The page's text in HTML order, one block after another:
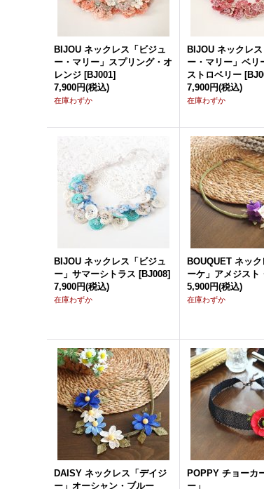
BIJOU ネックレス「ビジュ
ー・マリー」スプリング・オ
レンジ [BJ001]
7,900円(税込)
在庫わずか
BIJOU ネックレ
ー・マリー」ベリ
ストロベリー [
7,900円(税込)
在庫わずか
BIJOU ネックレス「ビジュ
ー」サマーシトラス [BJ008]
7,900円(税込)
在庫わずか
BOUQUET ネッ
ーケ」アメジスト
5,900円(税込)
在庫わずか
DAISY ネックレス「デイジ
ー」オーシャン・ブルー
POPPY チョーカ
ー」